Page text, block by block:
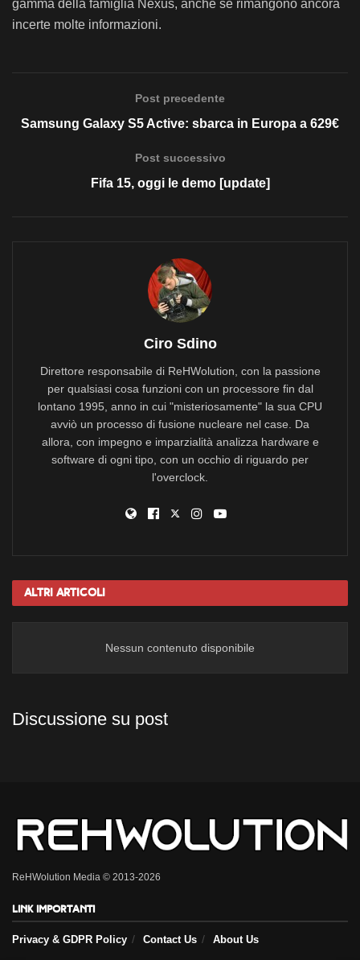
gamma della famiglia Nexus, anche se rimangono ancora
incerte molte informazioni.
Post precedente
Samsung Galaxy S5 Active: sbarca in Europa a 629€
Post successivo
Fifa 15, oggi le demo [update]
Ciro Sdino
Direttore responsabile di ReHWolution, con la passione
per qualsiasi cosa funzioni con un processore fin dal
lontano 1995, anno in cui "misteriosamente" la sua CPU
avviò un processo di fusione nucleare nel case. Da
allora, con impegno e imparzialità analizza hardware e
software di ogni tipo, con un occhio di riguardo per
l'overclock.
Altri Articoli
Nessun contenuto disponibile
Discussione su post
ReHWolution Media © 2013-2026
Link importanti
Privacy & GDPR Policy Contact Us About Us